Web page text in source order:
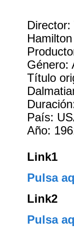
Género:
Título
País:
Año:
Link1
Pulsa
Link2
Pulsa